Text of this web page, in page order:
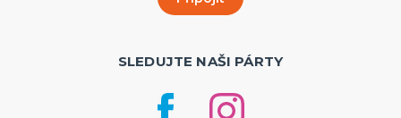
SLEDUJTE NAŠI PÁRTY